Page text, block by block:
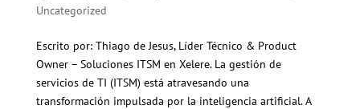
Uncategorized
Escrito por: Thiago de Jesus, Líder Técnico & Product
Owner – Soluciones ITSM en Xelere. La gestión de
servicios de TI (ITSM) está atravesando una
transformación impulsada por la inteligencia artificial. A